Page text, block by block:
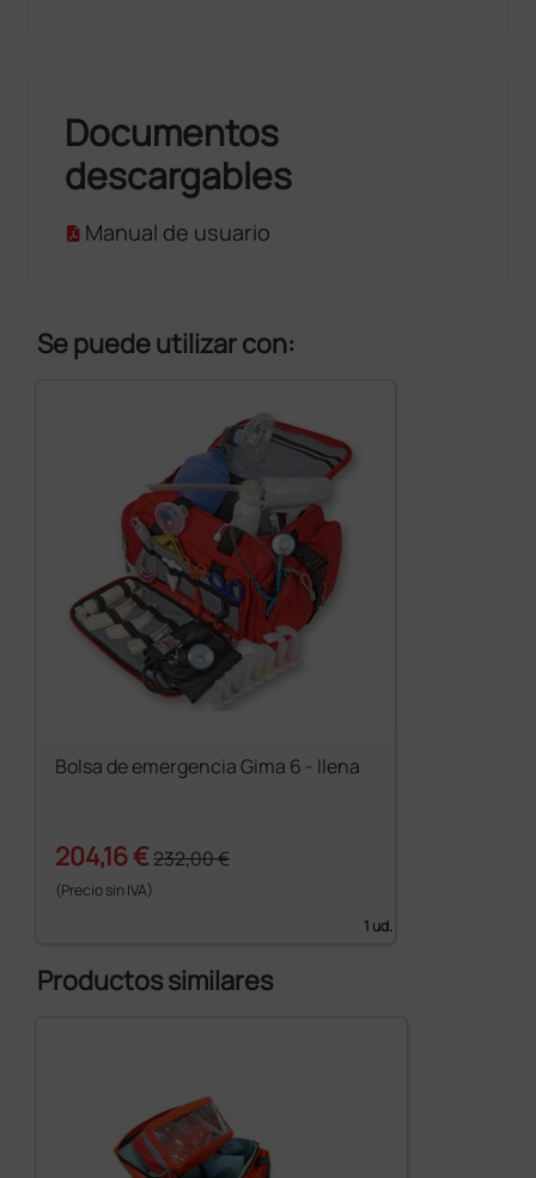
Documentos
descargables
Manual de usuario
Se puede utilizar con:
Bolsa de emergencia Gima 6 - llena
204,16 €232,00 €
(Precio sin IVA)
1 ud.
Productos similares